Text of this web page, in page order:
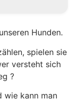
Hunden.
spielen sie
versteht sich
?
wie kann man